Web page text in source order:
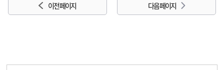
이전 페이지 다음 페이지